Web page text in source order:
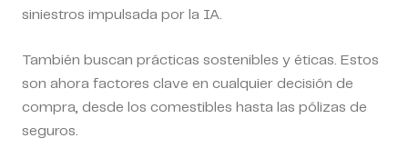
siniestros impulsada por la IA.
También buscan prácticas sostenibles y éticas. Estos
son ahora factores clave en cualquier decisión de
compra, desde los comestibles hasta las pólizas de
seguros.